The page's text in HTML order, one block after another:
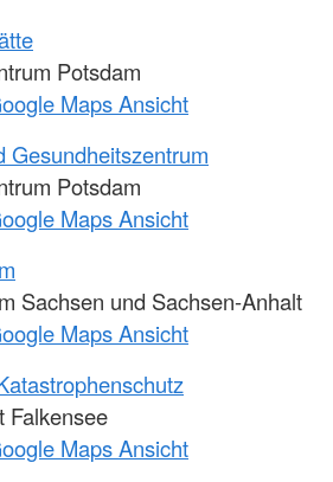
Potsdam
Maps Ansicht
Gesundheitszentrum
Potsdam
Maps Ansicht
Sachsen und Sachsen-Anhalt
Maps Ansicht
Falkensee
Maps Ansicht